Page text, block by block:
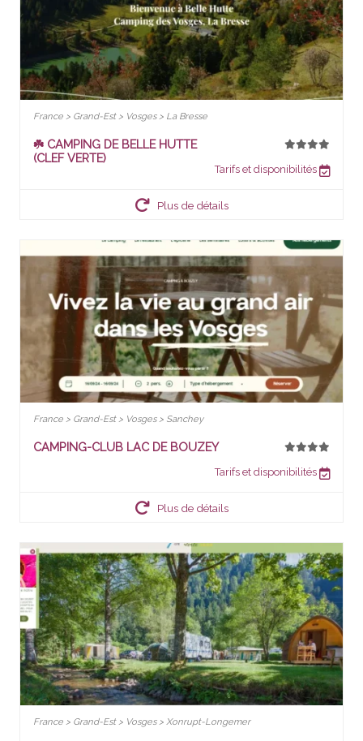
France > Grand-Est > Vosges > La Bresse
☘️ CAMPING DE BELLE HUTTE
(CLEF VERTE)
Tarifs et disponibilités
Plus de détails
France > Grand-Est > Vosges > Sanchey
CAMPING-CLUB LAC DE BOUZEY
Tarifs et disponibilités
Plus de détails
France > Grand-Est > Vosges > Xonrupt-Longemer